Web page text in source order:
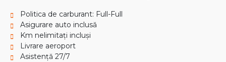
Politica de carburant: Full-Full
Asigurare auto inclusă
Km nelimitați incluși
Livrare aeroport
Asistență 27/7